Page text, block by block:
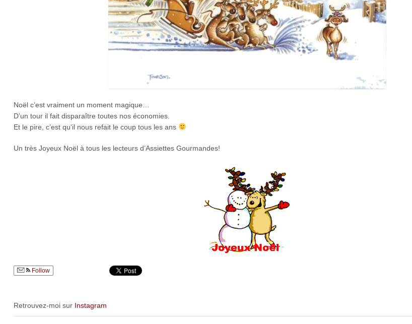
Noël c’est vraiment un moment magique…
D’un tour il fait disparaître toutes nos économies.
Et le pire, c’est qu’il nous refait le coup tous les ans
Un très Joyeux Noël à tous les lecteurs d’Assiettes Gourmandes!
Follow
Retrouvez-moi sur Instagram